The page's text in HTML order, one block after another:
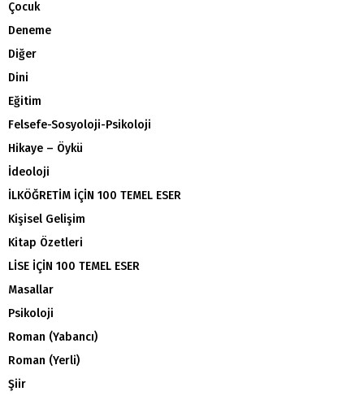
Çocuk
Deneme
Diğer
Dini
Eğitim
Felsefe-Sosyoloji-Psikoloji
Hikaye – Öykü
İdeoloji
İLKÖĞRETİM İÇİN 100 TEMEL ESER
Kişisel Gelişim
Kitap Özetleri
LİSE İÇİN 100 TEMEL ESER
Masallar
Psikoloji
Roman (Yabancı)
Roman (Yerli)
Şiir